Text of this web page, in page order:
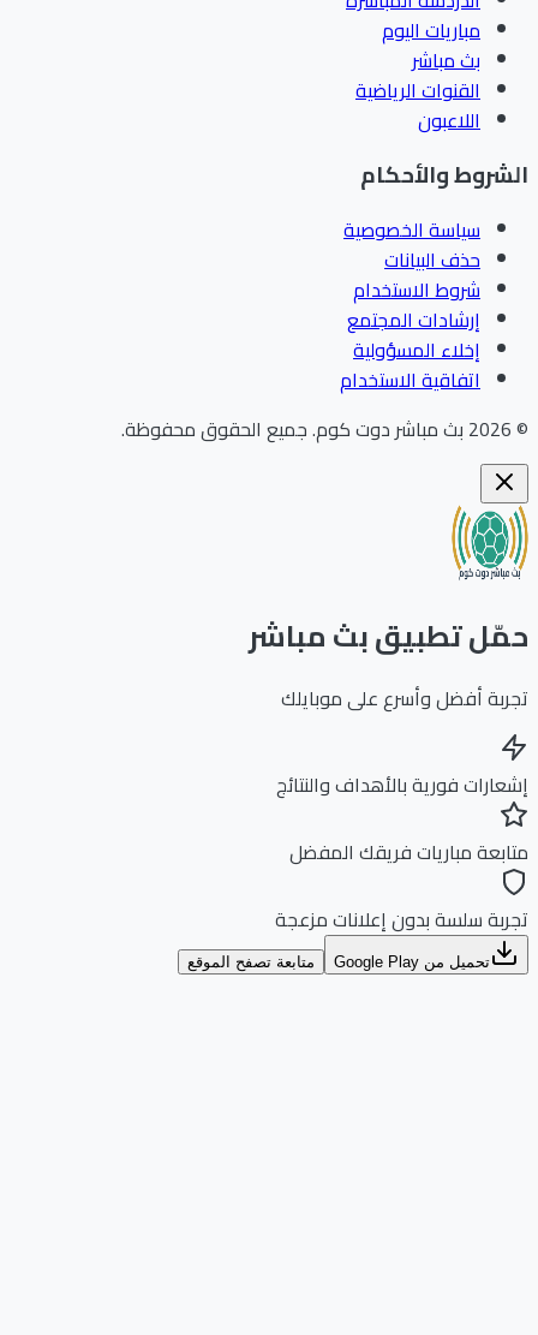
مباريات اليوم
بث مباشر
القنوات الرياضية
اللاعبون
والأحكام
سياسة الخصوصية
حذف البيانات
شروط الاستخدام
إرشادات المجتمع
إخلاء المسؤولية
اتفاقية الاستخدام
بث مباشر دوت كوم.جميع الحقوق محفوظة.
تطبيق بث مباشر
أفضل وأسرع على موبايلك
فورية بالأهداف والنتائج
مباريات فريقك المفضل
سلسة بدون إعلانات مزعجة
تحميل من Google Play متابعة تصفح الموقع